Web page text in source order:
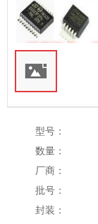
型号：
数量：
厂商：
批号：
封装：